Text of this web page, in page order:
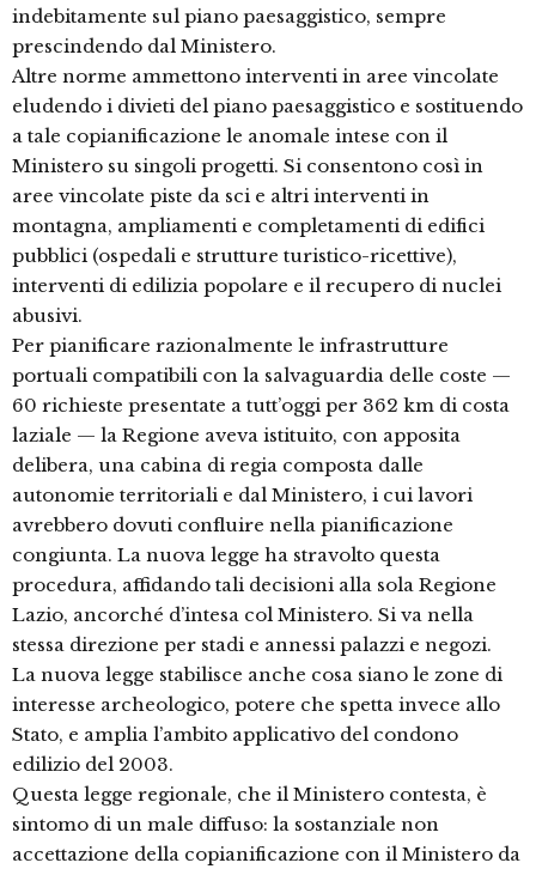
indebitamente sul piano paesaggistico, sempre
prescindendo dal Ministero.
Altre norme ammettono interventi in aree vincolate
eludendo i divieti del piano paesaggistico e sostituendo
a tale copianificazione le anomale intese con il
Ministero su singoli progetti. Si consentono così in
aree vincolate piste da sci e altri interventi in
montagna, ampliamenti e completamenti di edifici
pubblici (ospedali e strutture turistico-ricettive),
interventi di edilizia popolare e il recupero di nuclei
abusivi.
Per pianificare razionalmente le infrastrutture
portuali compatibili con la salvaguardia delle coste —
60 richieste presentate a tutt’oggi per 362 km di costa
laziale — la Regione aveva istituito, con apposita
delibera, una cabina di regia composta dalle
autonomie territoriali e dal Ministero, i cui lavori
avrebbero dovuti confluire nella pianificazione
congiunta. La nuova legge ha stravolto questa
procedura, affidando tali decisioni alla sola Regione
Lazio, ancorché d’intesa col Ministero. Si va nella
stessa direzione per stadi e annessi palazzi e negozi.
La nuova legge stabilisce anche cosa siano le zone di
interesse archeologico, potere che spetta invece allo
Stato, e amplia l’ambito applicativo del condono
edilizio del 2003.
Questa legge regionale, che il Ministero contesta, è
sintomo di un male diffuso: la sostanziale non
accettazione della copianificazione con il Ministero da